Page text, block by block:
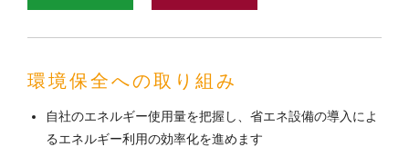
環境保全への取り組み
自社のエネルギー使用量を把握し、省エネ設備の導入によ
るエネルギー利用の効率化を進めます